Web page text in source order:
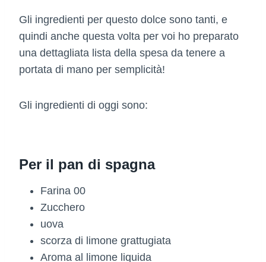
Gli ingredienti per questo dolce sono tanti, e
quindi anche questa volta per voi ho preparato
una dettagliata lista della spesa da tenere a
portata di mano per semplicità!
Gli ingredienti di oggi sono:
Per il pan di spagna
Farina 00
Zucchero
uova
scorza di limone grattugiata
Aroma al limone liquida